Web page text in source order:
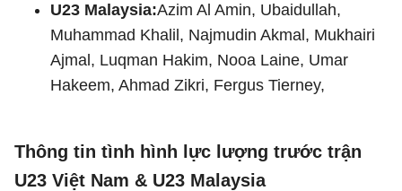
U23 Malaysia:Azim Al Amin, Ubaidullah,
Muhammad Khalil, Najmudin Akmal, Mukhairi
Ajmal, Luqman Hakim, Nooa Laine, Umar
Hakeem, Ahmad Zikri, Fergus Tierney,
Thông tin tình hình lực lượng trước trận
U23 Việt Nam & U23 Malaysia